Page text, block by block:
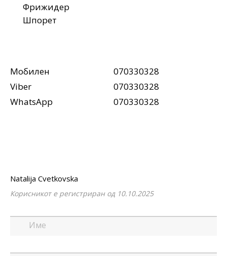
Фрижидер
Шпорет
Мобилен
070330328
Viber
070330328
WhatsApp
070330328
Natalija Cvetkovska
Корисникот е регистриран од 10.10.2025